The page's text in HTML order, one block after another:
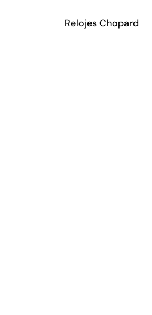
Relojes Chopard